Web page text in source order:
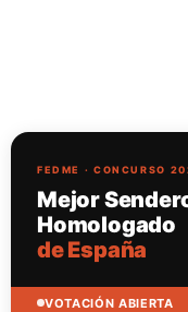
FEDME · CONCURSO
Mejor
Homologado
de España
VOTACIÓN ABIERTA